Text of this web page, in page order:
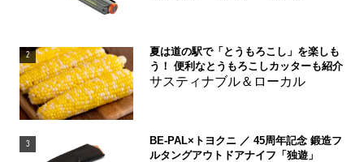
2
夏は道の駅で「とうもろこし」を楽しも
う！ 便利なとうもろこしカッターも紹介
サスティナブル＆ローカル
3
BE-PAL×トヨクニ ／ 45周年記念 鍛造フ
ルタングアウトドアナイフ「独遊」